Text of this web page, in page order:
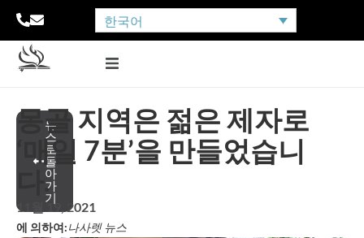
한국어
뉴
스
로
돌
아
가
기
몽골 지역은 젊은 제자로
‘매일 7분’을 만들었습니
다.
11월 19, 2021
에 의하여:나사렛 뉴스